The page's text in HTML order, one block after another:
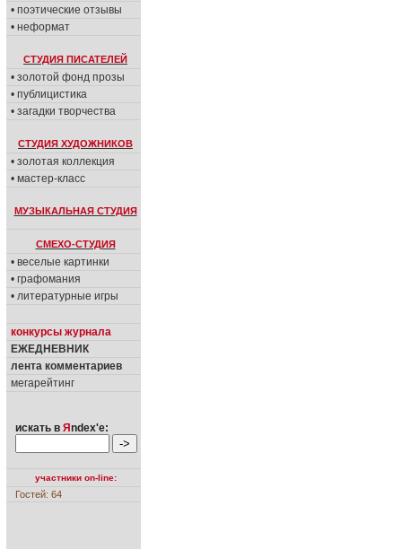
• поэтические отзывы
• неформат
СТУДИЯ ПИСАТЕЛЕЙ
• золотой фонд прозы
• публицистика
• загадки творчества
СТУДИЯ ХУДОЖНИКОВ
• золотая коллекция
• мастер-класс
МУЗЫКАЛЬНАЯ СТУДИЯ
СМЕХО-СТУДИЯ
• веселые картинки
• графомания
• литературные игры
конкурсы журнала
ЕЖЕДНЕВНИК
лента комментариев
мегарейтинг
искать в Я ndex'е:
участники on-line:
Гостей: 64